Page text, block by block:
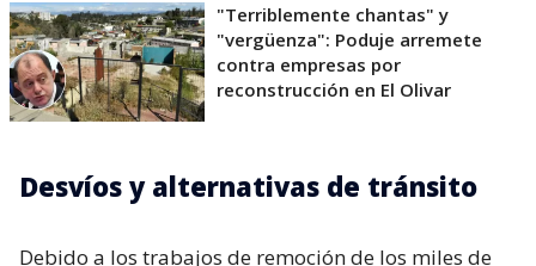
"Terriblemente chantas" y
"vergüenza": Poduje arremete
contra empresas por
reconstrucción en El Olivar
Desvíos y alternativas de tránsito
Debido a los trabajos de remoción de los miles de